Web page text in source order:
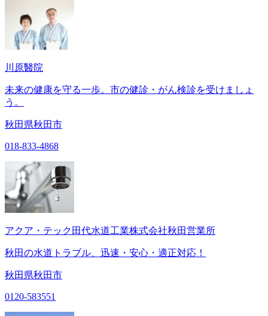
川原醫院
未来の健康を守る一歩。市の健診・がん検診を受けましょ
う。
秋田県秋田市
018-833-4868
アクア・テック田代水道工業株式会社秋田営業所
秋田の水道トラブル、迅速・安心・適正対応！
秋田県秋田市
0120-583551